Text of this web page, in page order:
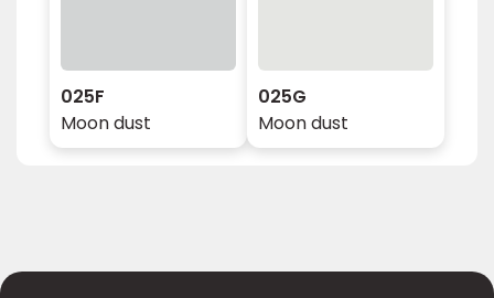
025F
Moon dust
025G
Moon dust